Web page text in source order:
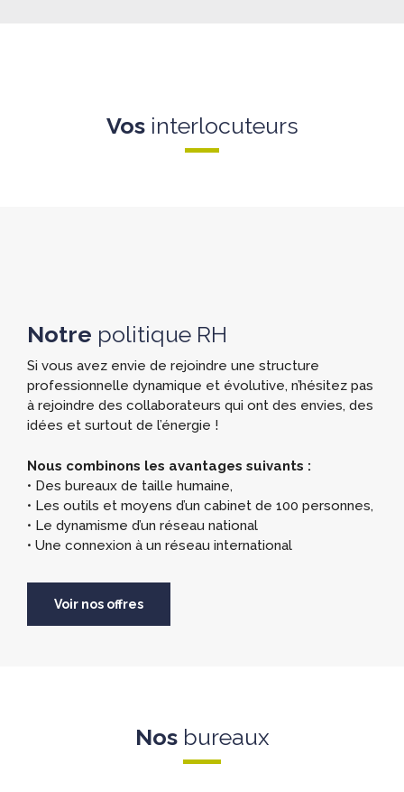
Vosinterlocuteurs
Notre politique RH
Si vous avez envie de rejoindre une structure
professionnelle dynamique et évolutive, n’hésitez pas
à rejoindre des collaborateurs qui ont des envies, des
idées et surtout de l’énergie !
Nous combinons les avantages suivants :
• Des bureaux de taille humaine,
• Les outils et moyens d’un cabinet de 100 personnes,
• Le dynamisme d’un réseau national
• Une connexion à un réseau international
Voir nos offres
Nosbureaux